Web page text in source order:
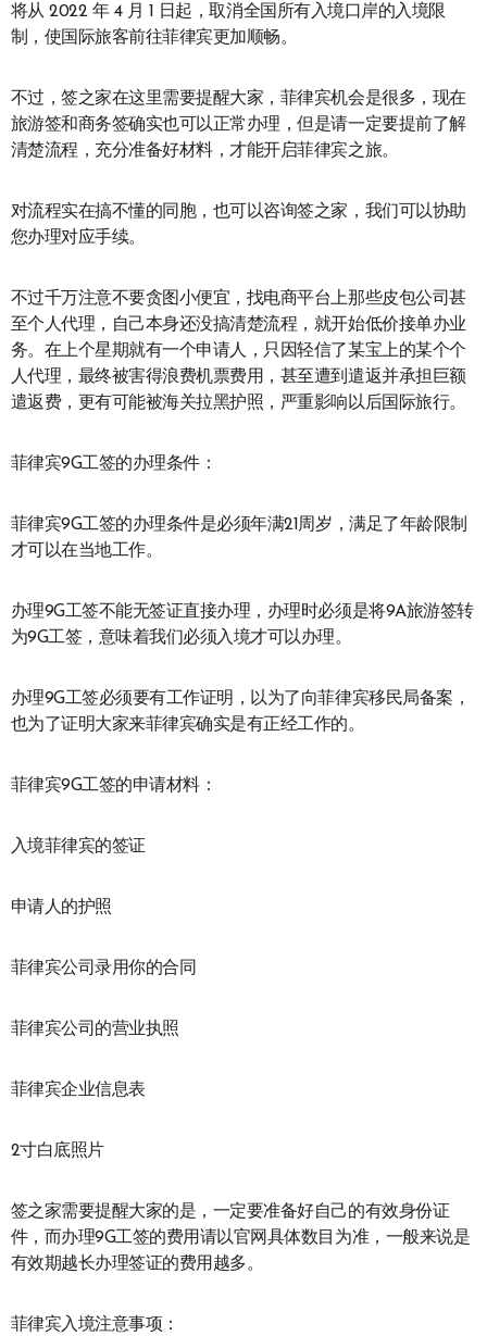
将从 2022 年 4 月 1 日起，取消全国所有入境口岸的入境限
制，使国际旅客前往菲律宾更加顺畅。
不过，签之家在这里需要提醒大家，菲律宾机会是很多，现在
旅游签和商务签确实也可以正常办理，但是请一定要提前了解
清楚流程，充分准备好材料，才能开启菲律宾之旅。
对流程实在搞不懂的同胞，也可以咨询签之家，我们可以协助
您办理对应手续。
不过千万注意不要贪图小便宜，找电商平台上那些皮包公司甚
至个人代理，自己本身还没搞清楚流程，就开始低价接单办业
务。在上个星期就有一个申请人，只因轻信了某宝上的某个个
人代理，最终被害得浪费机票费用，甚至遭到遣返并承担巨额
遣返费，更有可能被海关拉黑护照，严重影响以后国际旅行。
菲律宾9G工签的办理条件：
菲律宾9G工签的办理条件是必须年满21周岁，满足了年龄限制
才可以在当地工作。
办理9G工签不能无签证直接办理，办理时必须是将9A旅游签转
为9G工签，意味着我们必须入境才可以办理。
办理9G工签必须要有工作证明，以为了向菲律宾移民局备案，
也为了证明大家来菲律宾确实是有正经工作的。
菲律宾9G工签的申请材料：
入境菲律宾的签证
申请人的护照
菲律宾公司录用你的合同
菲律宾公司的营业执照
菲律宾企业信息表
2寸白底照片
签之家需要提醒大家的是，一定要准备好自己的有效身份证
件，而办理9G工签的费用请以官网具体数目为准，一般来说是
有效期越长办理签证的费用越多。
菲律宾入境注意事项：